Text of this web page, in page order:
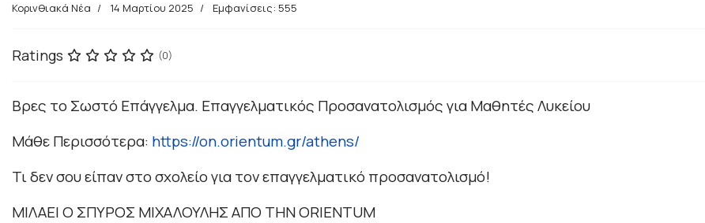
Κορινθιακά Νέα 14 Μαρτίου 2025 Εμφανίσεις: 555
Ratings (0)
Βρες το Σωστό Επάγγελμα. Επαγγελματικός Προσανατολισμός για Μαθητές Λυκείου
Μάθε Περισσότερα: https://on.orientum.gr/athens/
Τι δεν σου είπαν στο σχολείο για τον επαγγελματικό προσανατολισμό!
ΜΙΛΑΕΙ Ο ΣΠΥΡΟΣ ΜΙΧΑΛΟΥΛΗΣ ΑΠΟ ΤΗΝ ORIENTUM